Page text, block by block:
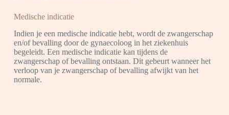
Medische indicatie
Indien je een medische indicatie hebt, wordt de zwangerschap
en/of bevalling door de gynaecoloog in het ziekenhuis
begeleidt. Een medische indicatie kan tijdens de
zwangerschap of bevalling ontstaan. Dit gebeurt wanneer het
verloop van je zwangerschap of bevalling afwijkt van het
normale.